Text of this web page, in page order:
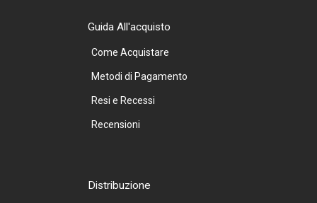
Guida All'acquisto
Come Acquistare
Metodi di Pagamento
Resi e Recessi
Recensioni
Distribuzione